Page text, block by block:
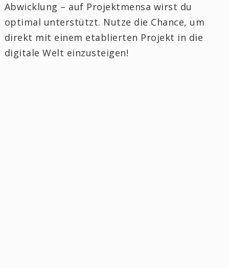
Abwicklung – auf Projektmensa wirst du
optimal unterstützt. Nutze die Chance, um
direkt mit einem etablierten Projekt in die
digitale Welt einzusteigen!